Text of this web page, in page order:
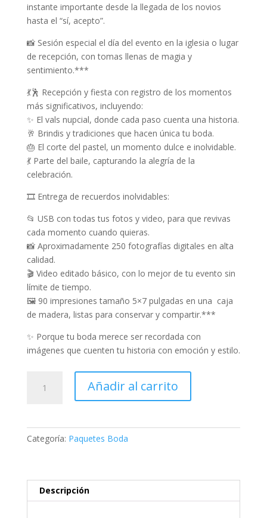
instante importante desde la llegada de los novios
hasta el “sí, acepto”.
📸 Sesión especial el día del evento en la iglesia o lugar
de recepción, con tomas llenas de magia y
sentimiento.***
💃🕺 Recepción y fiesta con registro de los momentos
más significativos, incluyendo:
✨ El vals nupcial, donde cada paso cuenta una historia.
🥂 Brindis y tradiciones que hacen única tu boda.
🎂 El corte del pastel, un momento dulce e inolvidable.
💃 Parte del baile, capturando la alegría de la
celebración.
🎞 Entrega de recuerdos inolvidables:
📂 USB con todas tus fotos y video, para que revivas
cada momento cuando quieras.
📸 Aproximadamente 250 fotografías digitales en alta
calidad.
🎬 Video editado básico, con lo mejor de tu evento sin
límite de tiempo.
🖼 90 impresiones tamaño 5×7 pulgadas en una caja
de madera, listas para conservar y compartir.***
✨ Porque tu boda merece ser recordada con
imágenes que cuenten tu historia con emoción y estilo.
Fotografía
Añadir al carrito
Categoría: Paquetes Boda
Descripción